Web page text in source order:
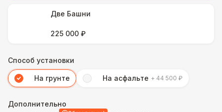
Две Башни
225 000 ₽
Способ установки
На грунте На асфальте + 44 500 ₽
Дополнительно